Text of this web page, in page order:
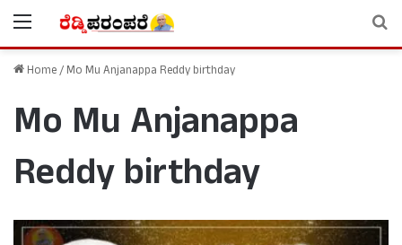
Menu
Home/Mo Mu Anjanappa Reddy birthday
Mo Mu Anjanappa
Reddy birthday